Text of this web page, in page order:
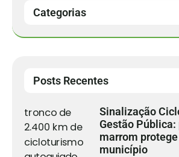
Categorias
Posts Recentes
Sinalização
Gestão Pública:
marrom
município